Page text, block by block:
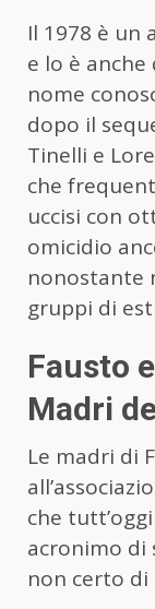
Il 1978 è un
e lo è
nome
dopo il
Tinelli e
che
uccisi con
omicidio
nonostante
gruppi di
Fausto
Madri
Le madri di
che
acronimo di
non certo di